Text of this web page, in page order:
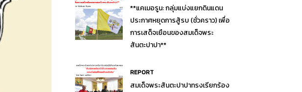
**แคเมอรูน: กลุ่มแบ่งแยกดินแดน
ประกาศหยุดการสู้รบ (ชั่วคราว) เพื่อ
การเสด็จเยือนของสมเด็จพระ
สันตะปาปา**
REPORT
สมเด็จพระสันตะปาปาทรงเรียกร้อง